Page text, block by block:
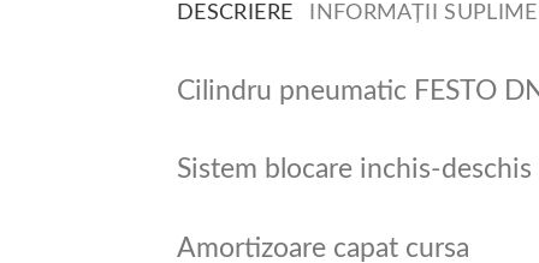
DESCRIERE INFORMAȚII
Cilindru pneumatic FESTO
Sistem blocare inchis-deschis
Amortizoare capat cursa